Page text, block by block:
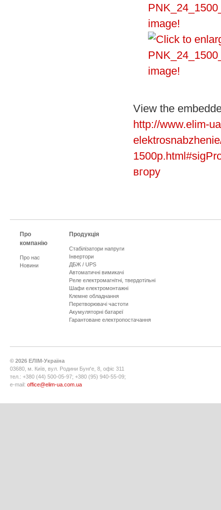
image!
image!
View the
http://www.elim-
вгору
Про
компанію
Про нас
Новини
Продукція
Стабілізатори напруги
Інвертори
ДБЖ / UPS
Автоматичні вимикачі
Реле електромагнітні, твердотільні
Шафи електромонтажні
Клемне обладнання
Перетворювачі частоти
Акумуляторні батареї
Гарантоване електропостачання
© 2026 ЕЛІМ-Україна
03680, м. Київ, вул. Родини Бунґе, 8, офіс 311
тел.: +380 (44) 500-05-97; +380 (95) 940-55-09;
e-mail: office@elim-ua.com.ua